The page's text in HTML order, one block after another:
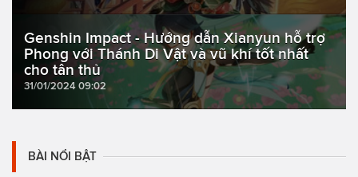
Genshin Impact - Hướng dẫn Xianyun hỗ trợ
Phong với Thánh Di Vật và vũ khí tốt nhất
cho tân thủ
31/01/2024 09:02
BÀI NỔI BẬT